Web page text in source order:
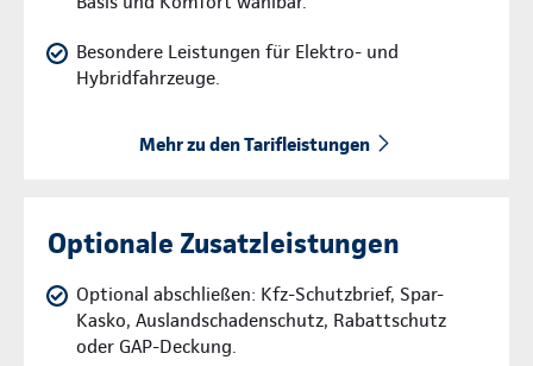
Besondere Leistungen für Elektro- und
Hybridfahrzeuge.
Mehr zu den Tarifleistungen
Optionale Zusatzleistungen
Optional abschließen: Kfz-Schutzbrief, Spar-
Kasko, Auslandschadenschutz, Rabattschutz
oder GAP-Deckung.